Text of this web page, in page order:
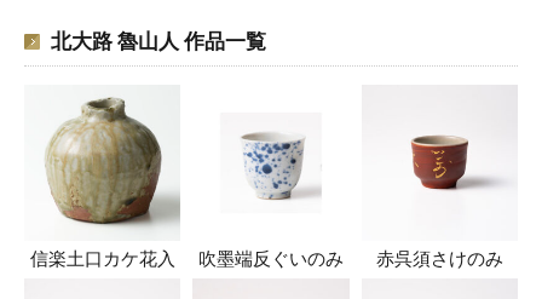
北大路 魯山人 作品一覧
信楽土口カケ花入 吹墨端反ぐいのみ 赤呉須さけのみ